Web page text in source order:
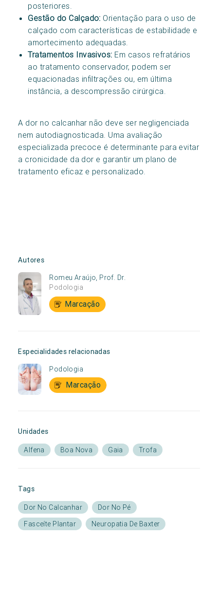
posteriores.
Gestão do Calçado: Orientação para o uso de
calçado com características de estabilidade e
amortecimento adequadas.
Tratamentos Invasivos: Em casos refratários
ao tratamento conservador, podem ser
equacionadas infiltrações ou, em última
instância, a descompressão cirúrgica.
A dor no calcanhar não deve ser negligenciada
nem autodiagnosticada. Uma avaliação
especializada precoce é determinante para evitar
a cronicidade da dor e garantir um plano de
tratamento eficaz e personalizado.
Autores
Romeu Araújo, Prof. Dr.
Podologia
Marcação
Especialidades relacionadas
Podologia
Marcação
Unidades
Alfena Boa Nova Gaia Trofa
Tags
Dor No Calcanhar
Dor No Pé
Fasceíte Plantar
Neuropatia De Baxter